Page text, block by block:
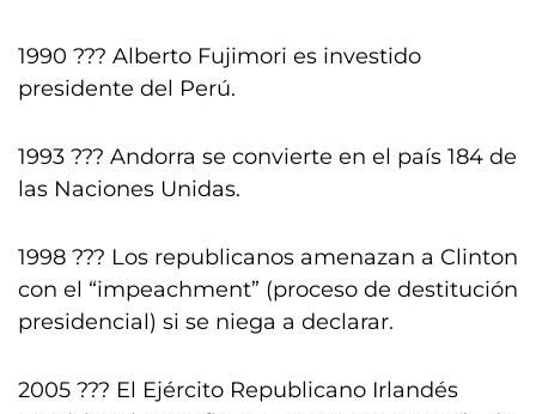
1990 ??? Alberto Fujimori es investido
presidente del Perú.
1993 ??? Andorra se convierte en el país 184 de
las Naciones Unidas.
1998 ??? Los republicanos amenazan a Clinton
con el “impeachment” (proceso de destitución
presidencial) si se niega a declarar.
2005 ??? El Ejército Republicano Irlandés